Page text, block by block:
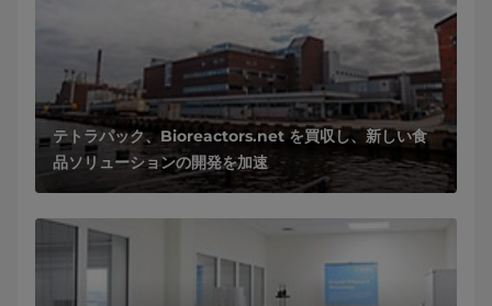
テトラパック、Bioreactors.net を買収し、新しい食
品ソリューションの開発を加速